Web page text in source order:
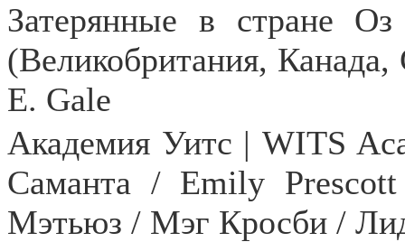
Затерянные в стране
(Великобритания,
E. Gale
Академия Уитс |WITS
Саманта / Emily Prescott
Мэтьюз / Мэг Кросби /